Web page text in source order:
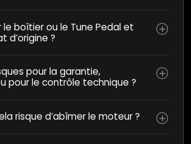
le boîtier ou le Tune Pedal et
d’origine ?
pour la garantie,
pour le contrôle technique ?
risque d’abîmer le moteur ?